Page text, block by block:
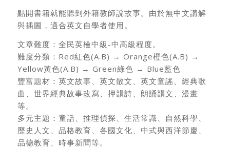
點開書籍就能聽到外籍教師說故事。由於無中文講解
與插圖，適合英文自學者使用。
文章難度：全民英檢中級-中高級程度。
難度分類：Red紅色(A.B) → Orange橙色(A.B) →
Yellow黃色(A.B) → Green綠色 → Blue藍色
豐富題材：英文故事、英文散文、英文童謠、經典歌
曲、世界經典故事改寫、押韻詩、朗誦韻文、漫畫
等。
多元主題：童話、推理偵探、生活常識、自然科學、
歷史人文、品格教育、各國文化、中式與西洋節慶、
品德教育、時事新聞等。